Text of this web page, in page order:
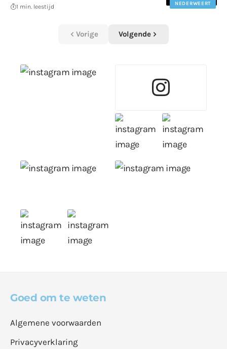
NEDERWEERT
1 min. leestijd
Vorige Volgende
Goed om te weten
Algemene voorwaarden
Privacyverklaring